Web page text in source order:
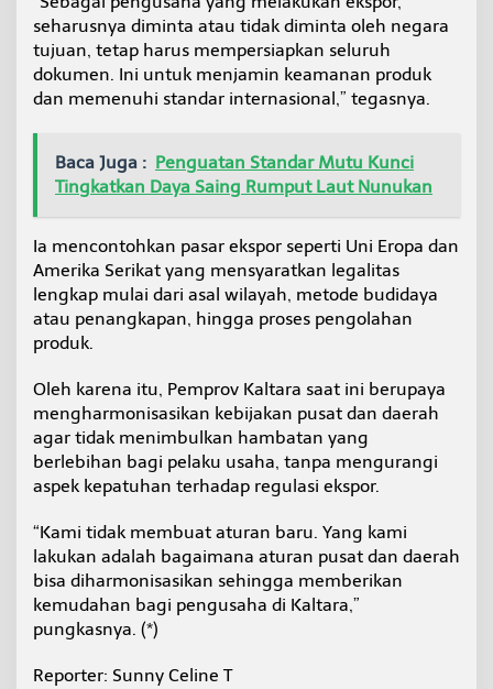
seharusnya diminta atau tidak diminta oleh negara
tujuan, tetap harus mempersiapkan seluruh
dokumen. Ini untuk menjamin keamanan produk
dan memenuhi standar internasional,” tegasnya.
Baca Juga : Penguatan Standar Mutu Kunci
Tingkatkan Daya Saing Rumput Laut Nunukan
Ia mencontohkan pasar ekspor seperti Uni Eropa dan
Amerika Serikat yang mensyaratkan legalitas
lengkap mulai dari asal wilayah, metode budidaya
atau penangkapan, hingga proses pengolahan
produk.
Oleh karena itu, Pemprov Kaltara saat ini berupaya
mengharmonisasikan kebijakan pusat dan daerah
agar tidak menimbulkan hambatan yang
berlebihan bagi pelaku usaha, tanpa mengurangi
aspek kepatuhan terhadap regulasi ekspor.
“Kami tidak membuat aturan baru. Yang kami
lakukan adalah bagaimana aturan pusat dan daerah
bisa diharmonisasikan sehingga memberikan
kemudahan bagi pengusaha di Kaltara,”
pungkasnya. (*)
Reporter: Sunny Celine T